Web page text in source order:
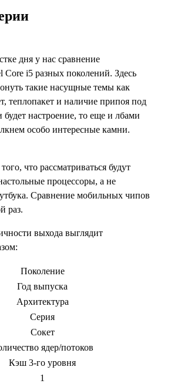
дня у нас сравнение
Core i5 разных поколений. Здесь
такие насущные темы как
теплопакет и наличие припоя под
настроение, то еще и лбами
особо интересные камни.
что рассматриваться будут
процессоры, а не
Сравнение мобильных чипов
раз.
выхода выглядит
Поколение
Год выпуска
Архитектура
Серия
Сокет
ядер/потоков
Кэш 3-го уровня
1